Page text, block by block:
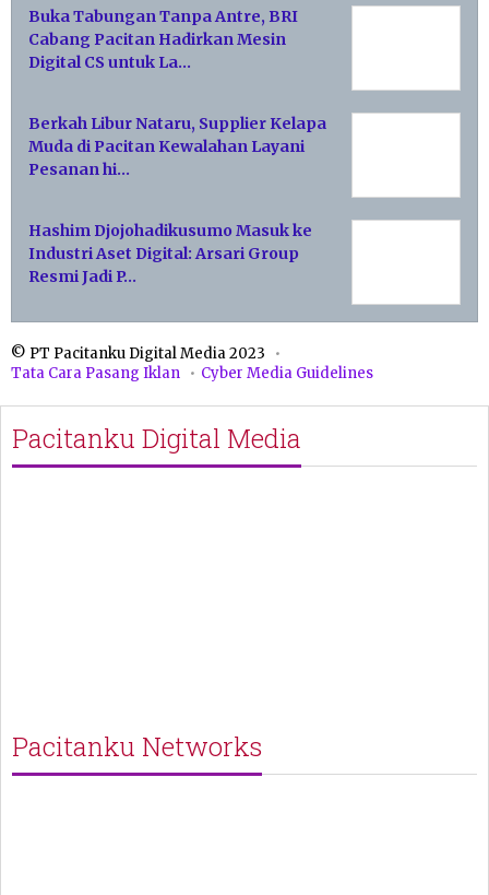
Buka Tabungan Tanpa Antre, BRI
Cabang Pacitan Hadirkan Mesin
Digital CS untuk La…
Berkah Libur Nataru, Supplier Kelapa
Muda di Pacitan Kewalahan Layani
Pesanan hi…
Hashim Djojohadikusumo Masuk ke
Industri Aset Digital: Arsari Group
Resmi Jadi P…
© PT Pacitanku Digital Media 2023
Tata Cara Pasang Iklan
Cyber Media Guidelines
Pacitanku Digital Media
Pacitanku Networks